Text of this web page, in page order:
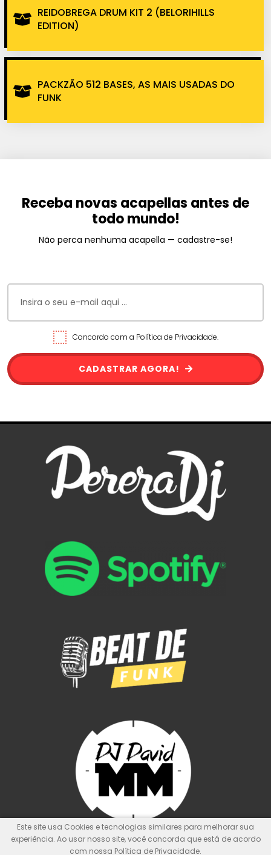
REIDOBREGA DRUM KIT 2 (BELORIHILLS
EDITION)
PACKZÃO 512 BASES, AS MAIS USADAS DO
FUNK
Receba novas acapellas antes de
todo mundo!
Não perca nenhuma acapella — cadastre-se!
Concordo com a Política de Privacidade.
CADASTRAR AGORA!
Este site usa Cookies e tecnologias similares para melhorar sua
experiência. Ao usar nosso site, você concorda que está de acordo
com nossa Política de Privacidade.